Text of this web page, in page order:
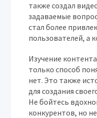
также создал
задаваемые
стал более
пользователей, а
Изучение
только способ
нет. Это также
для создания
Не бойтесь
конкурентов, но